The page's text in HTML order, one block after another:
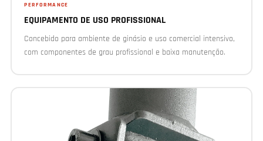
PERFORMANCE
EQUIPAMENTO DE USO PROFISSIONAL
Concebido para ambiente de ginásio e uso comercial intensivo,
com componentes de grau profissional e baixa manutenção.